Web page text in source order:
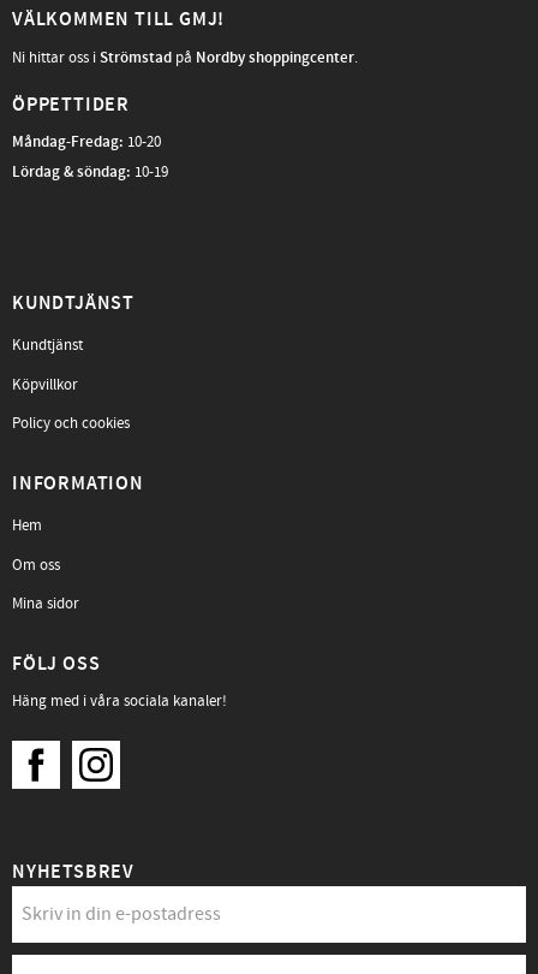
VÄLKOMMEN TILL GMJ!
Ni hittar oss iStrömstad på Nordby shoppingcenter.
ÖPPETTIDER
Måndag-Fredag: 10-20
Lördag & söndag: 10-19
KUNDTJÄNST
Kundtjänst
Köpvillkor
Policy och cookies
INFORMATION
Hem
Om oss
Mina sidor
FÖLJ OSS
Häng med i våra sociala kanaler!
NYHETSBREV